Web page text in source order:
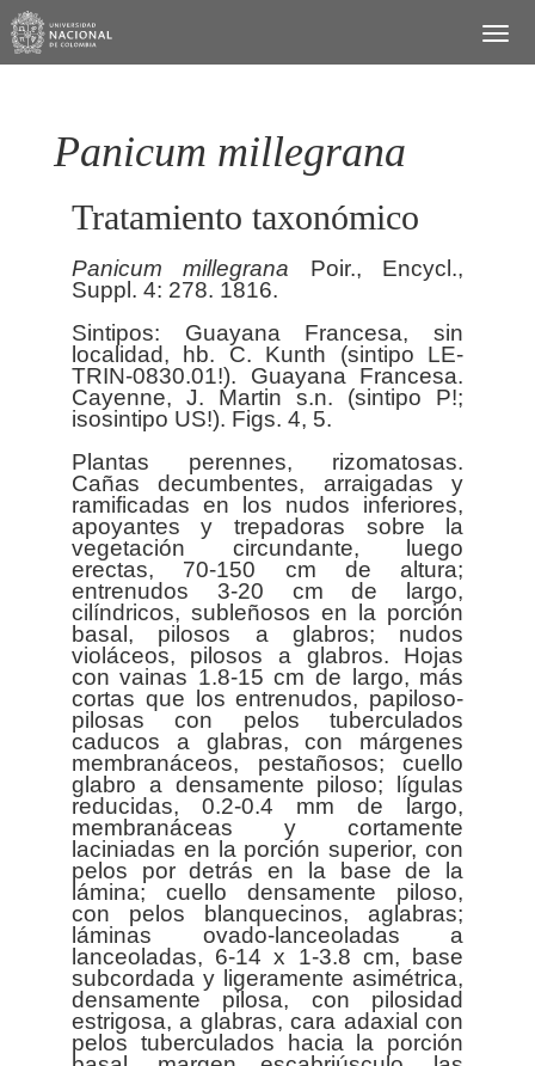
Panicum millegrana
Tratamiento taxonómico
Panicum millegrana Poir., Encycl.,
Suppl. 4: 278. 1816.
Sintipos: Guayana Francesa, sin
localidad, hb. C. Kunth (sintipo LE-
TRIN-0830.01!). Guayana Francesa.
Cayenne, J. Martin s.n. (sintipo P!;
isosintipo US!). Figs. 4, 5.
Plantas perennes, rizomatosas.
Cañas decumbentes, arraigadas y
ramificadas en los nudos inferiores,
apoyantes y trepadoras sobre la
vegetación circundante, luego
erectas, 70-150 cm de altura;
entrenudos 3-20 cm de largo,
cilíndricos, subleñosos en la porción
basal, pilosos a glabros; nudos
violáceos, pilosos a glabros. Hojas
con vainas 1.8-15 cm de largo, más
cortas que los entrenudos, papiloso-
pilosas con pelos tuberculados
caducos a glabras, con márgenes
membranáceos, pestañosos; cuello
glabro a densamente piloso; lígulas
reducidas, 0.2-0.4 mm de largo,
membranáceas y cortamente
laciniadas en la porción superior, con
pelos por detrás en la base de la
lámina; cuello densamente piloso,
con pelos blanquecinos, aglabras;
láminas ovado-lanceoladas a
lanceoladas, 6-14 x 1-3.8 cm, base
subcordada y ligeramente asimétrica,
densamente pilosa, con pilosidad
estrigosa, a glabras, cara adaxial con
pelos tuberculados hacia la porción